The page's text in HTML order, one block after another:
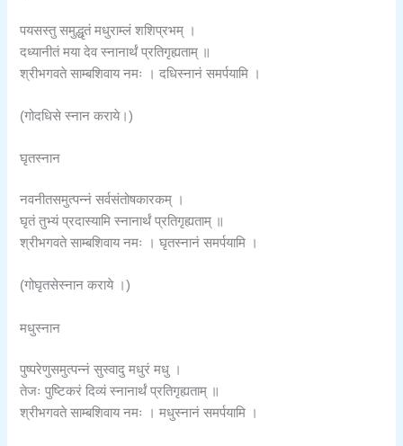
पयसस्तु समुद्धृतं मधुराम्लं शशिप्रभम् ।
दध्यानीतं मया देव स्नानार्थं प्रतिगृह्यताम् ॥
श्रीभगवते साम्बशिवाय नमः । दधिस्नानं समर्पयामि ।
(गोदधिसे स्नान कराये।)
घृतस्नान
नवनीतसमुत्पन्नं सर्वसंतोषकारकम् ।
घृतं तुभ्यं प्रदास्यामि स्नानार्थं प्रतिगृह्यताम् ॥
श्रीभगवते साम्बशिवाय नमः । घृतस्नानं समर्पयामि ।
(गोघृतसेस्नान कराये ।)
मधुस्नान
पुष्परेणुसमुत्पन्नं सुस्वादु मधुरं मधु ।
तेजः पुष्टिकरं दिव्यं स्नानार्थं प्रतिगृह्यताम् ॥
श्रीभगवते साम्बशिवाय नमः । मधुस्नानं समर्पयामि ।